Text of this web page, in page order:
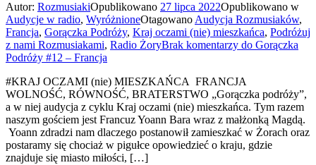
Autor: RozmusiakiOpublikowano 27 lipca 2022Opublikowano w
Audycje w radio, WyróżnioneOtagowano Audycja Rozmusiaków,
Francja, Gorączka Podróży, Kraj oczami (nie) mieszkańca, Podróżuj
z nami Rozmusiakami, Radio ŻoryBrak komentarzy do Gorączka
Podróży #12 – Francja
#KRAJ OCZAMI (nie) MIESZKAŃCA FRANCJA
WOLNOŚĆ, RÓWNOŚĆ, BRATERSTWO „Gorączka podróży”,
a w niej audycja z cyklu Kraj oczami (nie) mieszkańca. Tym razem
naszym gościem jest Francuz Yoann Bara wraz z małżonką Magdą.
Yoann zdradzi nam dlaczego postanowił zamieszkać w Żorach oraz
postaramy się chociaż w pigułce opowiedzieć o kraju, gdzie
znajduje się miasto miłości, […]